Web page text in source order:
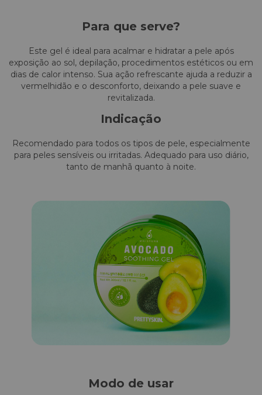
Para que serve?
Este gel é ideal para acalmar e hidratar a pele após
exposição ao sol, depilação, procedimentos estéticos ou em
dias de calor intenso. Sua ação refrescante ajuda a reduzir a
vermelhidão e o desconforto, deixando a pele suave e
revitalizada.
Indicação
Recomendado para todos os tipos de pele, especialmente
para peles sensíveis ou irritadas. Adequado para uso diário,
tanto de manhã quanto à noite.
Modo de usar